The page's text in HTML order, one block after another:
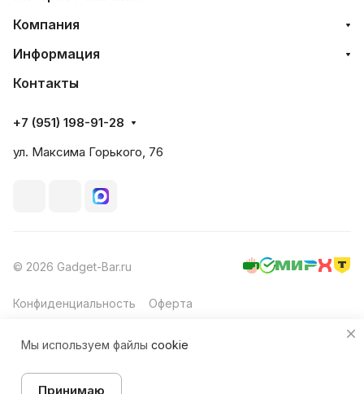
Компания
Информация
Контакты
+7 (951) 198-91-28
ул. Максима Горького, 76
© 2026 Gadget-Bar.ru
Конфиденциальность Оферта
Мы используем файлы cookie
Принимаю